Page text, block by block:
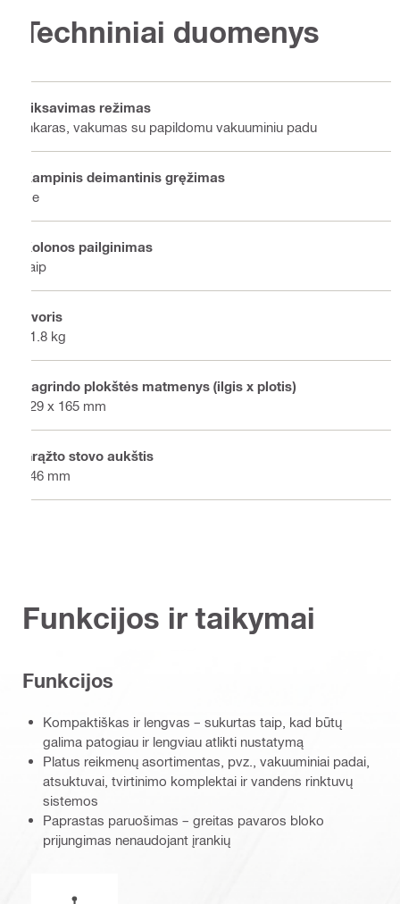
Techniniai duomenys
Fiksavimas režimas
Inkaras, vakumas su papildomu vakuuminiu padu
Kampinis deimantinis gręžimas
Ne
Kolonos pailginimas
Taip
Svoris
11.8 kg
Pagrindo plokštės matmenys (ilgis x plotis)
229 x 165 mm
Grąžto stovo aukštis
946 mm
Funkcijos ir taikymai
Funkcijos
Kompaktiškas ir lengvas – sukurtas taip, kad būtų
galima patogiau ir lengviau atlikti nustatymą
Platus reikmenų asortimentas, pvz., vakuuminiai padai,
atsuktuvai, tvirtinimo komplektai ir vandens rinktuvų
sistemos
Paprastas paruošimas – greitas pavaros bloko
prijungimas nenaudojant įrankių